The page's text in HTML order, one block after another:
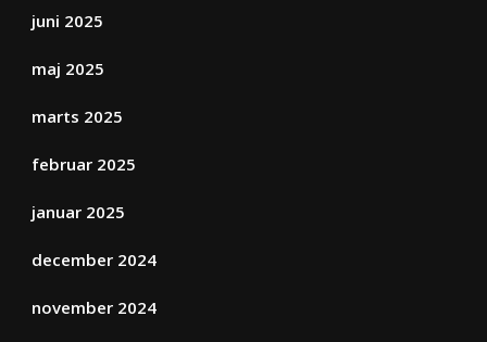
juni 2025
maj 2025
marts 2025
februar 2025
januar 2025
december 2024
november 2024